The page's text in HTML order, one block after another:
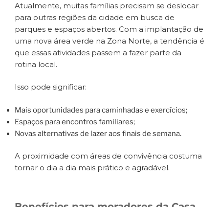
Atualmente, muitas famílias precisam se deslocar
para outras regiões da cidade em busca de
parques e espaços abertos. Com a implantação de
uma nova área verde na Zona Norte, a tendência é
que essas atividades passem a fazer parte da
rotina local.
Isso pode significar:
Mais oportunidades para caminhadas e exercícios;
Espaços para encontros familiares;
Novas alternativas de lazer aos finais de semana.
A proximidade com áreas de convivência costuma
tornar o dia a dia mais prático e agradável.